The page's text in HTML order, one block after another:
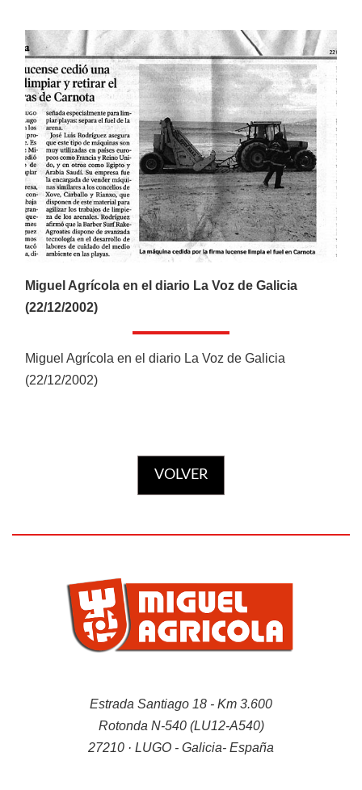
Videos
Galería de imágenes
MARCAS
Nuestras marcas
CATÁLOGOS
Ofertas
Productos
Miguel Agrícola en el diario La Voz de Galicia
(22/12/2002)
Miguel Agrícola en el diario La Voz de Galicia
(22/12/2002)
VOLVER
Estrada Santiago 18 - Km 3.600
Rotonda N-540 (LU12-A540)
27210 · LUGO - Galicia- España